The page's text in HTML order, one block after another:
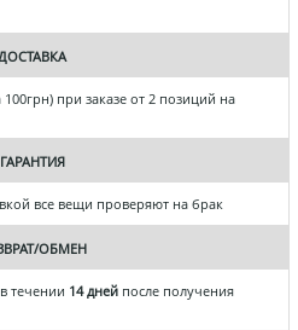
100грн) при заказе от 2 позиций на
ГАРАНТИЯ
все вещи проверяют на брак
ОБМЕН
течении 14 дней после получения